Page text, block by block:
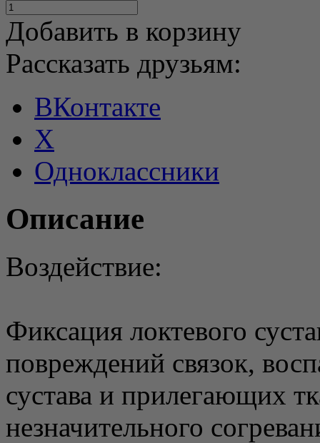
Добавить в корзину
Рассказать друзьям:
ВКонтакте
X
Одноклассники
Описание
Воздействие:
Фиксация локтевого
повреждений связок,
сустава и прилегающих
незначительного